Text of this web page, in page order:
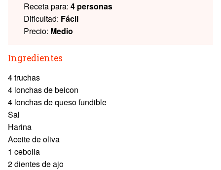
Receta para: 4 personas
Dificultad: Fácil
Precio: Medio
Ingredientes
4 truchas
4 lonchas de beicon
4 lonchas de queso fundible
Sal
Harina
Aceite de oliva
1 cebolla
2 dientes de ajo